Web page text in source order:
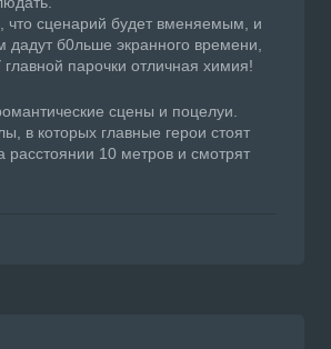
что сценарий будет вменяемым, и
дадут б0льше экранного времени,
парочки отличная химия!
сцены и поцелуи.
в которых главные герои стоят
расстоянии 10 метров и смотрят